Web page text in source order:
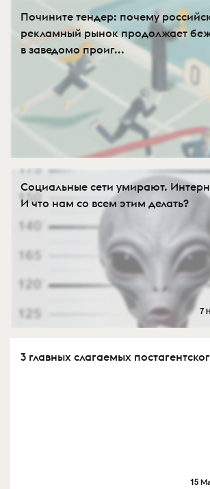
Почините тендер: почему
рекламный рынок продолжает
в заведомо проиг...
Социальные сети умирают.
И что нам со всем этим делать?
7
3 главных слагаемых
15